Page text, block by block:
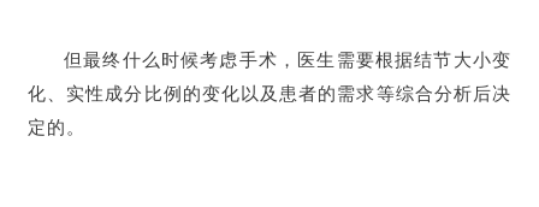
生
医
但最终什么时候考虑手术，医生需要根据结节大小变
化、实性成分比例的变化以及患者的需求等综合分析后决
定的。